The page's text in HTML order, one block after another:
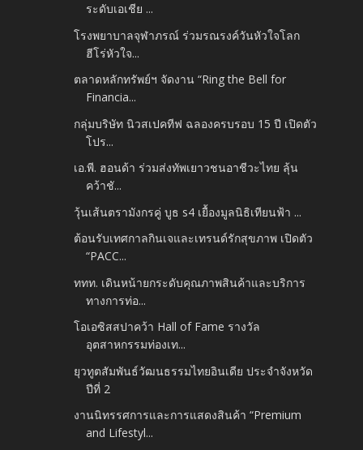
ระดับเอเชีย ...
โรงพยาบาลจุฬาภรณ์ ร่วมรณรงค์วันหัวใจโลก
ฮีโร่หัวใจ...
ตลาดหลักทรัพย์ฯ จัดงาน “Ring the Bell for
Financia...
กลุ่มบริษัท นิวสเปคทีฟ ฉลองครบรอบ 15 ปี เปิดตัว
โปร...
เอ.พี. ฮอนด้า ร่วมส่งทัพเยาวชนอาชีวะไทย ลุ้น
คว้าชั...
วุ้นเส้นตรามังกรคู่ บูธ s4 เยื้องมูลนิธิเทียนฟ้า ...
ต้อนรับเทศกาลกินเจและเทรนด์รักสุขภาพ เปิดตัว
“PACC...
ททท. เดินหน้ายกระดับคุณภาพสินค้าและบริการ
ทางการท่อ...
โอเอซิสสปาคว้า Hall of Fame รางวัล
อุตสาหกรรมท่องเท...
ยุวทูตสัมพันธ์วัฒนธรรมไทยอินเดีย ประจำจังหวัด
ปีที่ 2
งานนิทรรศการและการแสดงสินค้า “Premium
and Lifestyl...